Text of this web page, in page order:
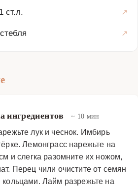
1 ст.л.
ингредиентов ~ 10 мин
лук и чеснок. Имбирь
Лемонграсс нарежьте на
и слегка разомните их ножом,
Перец чили очистите от семян
кольцами. Лайм разрежьте на